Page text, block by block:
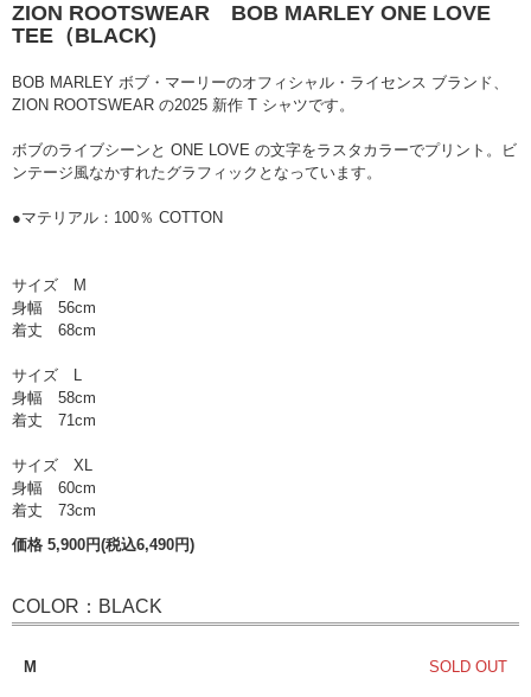
ZION ROOTSWEAR BOB MARLEY ONE LOVE
TEE（BLACK)
BOB MARLEY ボブ・マーリーのオフィシャル・ライセンス ブランド、
ZION ROOTSWEAR の2025 新作 T シャツです。
ボブのライブシーンと ONE LOVE の文字をラスタカラーでプリント。ビ
ンテージ風なかすれたグラフィックとなっています。
●マテリアル：100％ COTTON
サイズ M
身幅 56cm
着丈 68cm
サイズ L
身幅 58cm
着丈 71cm
サイズ XL
身幅 60cm
着丈 73cm
価格 5,900円(税込6,490円)
COLOR：BLACK
M SOLD OUT